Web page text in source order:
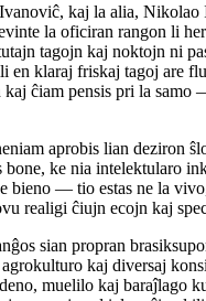
kaj la alia, Nikolao
la oficiran rangon li
tagojn kaj noktojn ni
klaraj friskaj tagoj are
ĉiam pensis pri la
aprobis lian deziron
ke nia intelektularo
— tio estas ne la
realigi ĉiujn ecojn kaj
sian propran
kaj diversaj
muelilo kaj